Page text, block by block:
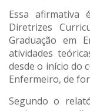
Essa afirmativa
Diretrizes
Graduação em
atividades
desde o início do
Enfermeiro, de
Segundo o